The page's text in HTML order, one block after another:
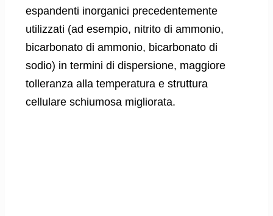
espandenti inorganici precedentemente
utilizzati (ad esempio, nitrito di ammonio,
bicarbonato di ammonio, bicarbonato di
sodio) in termini di dispersione, maggiore
tolleranza alla temperatura e struttura
cellulare schiumosa migliorata.